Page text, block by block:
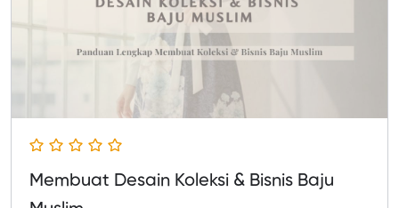
Membuat Desain Koleksi & Bisnis Baju